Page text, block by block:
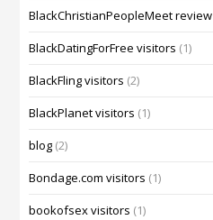
BlackChristianPeopleMeet review
BlackDatingForFree visitors (1)
BlackFling visitors (2)
BlackPlanet visitors (1)
blog (2)
Bondage.com visitors (1)
bookofsex visitors (1)